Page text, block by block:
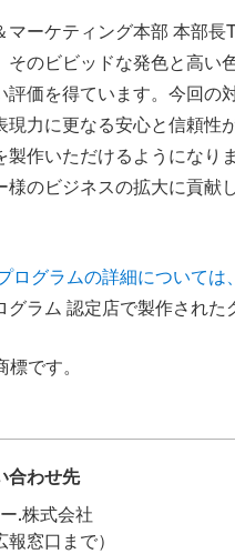
マーケティング本部 本部
そのビビッドな発色と高い
評価を得ています。今回の
現力に更なる安心と信頼性
製作いただけるようになり
様のビジネスの拡大に貢献
グラムの詳細については
ラム 認定店で製作された
です。
合わせ先
.株式会社
窓口まで）